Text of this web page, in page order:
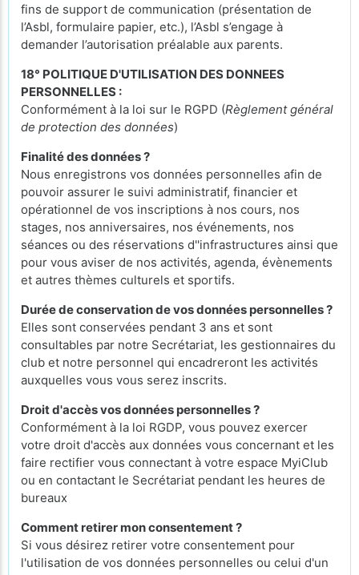
fins de support de communication (présentation de
l’Asbl, formulaire papier, etc.), l’Asbl s’engage à
demander l’autorisation préalable aux parents.
18° POLITIQUE D'UTILISATION DES DONNEES
PERSONNELLES :
Conformément à la loi sur le RGPD (Règlement général
de protection des données)
Finalité des données ?
Nous enregistrons vos données personnelles afin de
pouvoir assurer le suivi administratif, financier et
opérationnel de vos inscriptions à nos cours, nos
stages, nos anniversaires, nos événements, nos
séances ou des réservations d''infrastructures ainsi que
pour vous aviser de nos activités, agenda, évènements
et autres thèmes culturels et sportifs.
Durée de conservation de vos données personnelles ?
Elles sont conservées pendant 3 ans et sont
consultables par notre Secrétariat, les gestionnaires du
club et notre personnel qui encadreront les activités
auxquelles vous vous serez inscrits.
Droit d'accès vos données personnelles ?
Conformément à la loi RGDP, vous pouvez exercer
votre droit d'accès aux données vous concernant et les
faire rectifier vous connectant à votre espace MyiClub
ou en contactant le Secrétariat pendant les heures de
bureaux
Comment retirer mon consentement ?
Si vous désirez retirer votre consentement pour
l'utilisation de vos données personnelles ou celui d'un